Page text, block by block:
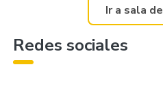
Ir a sala
Redes sociales